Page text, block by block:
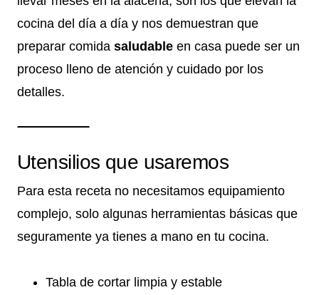
cocina del día a día y nos demuestran que
preparar comida saludable en casa puede ser un
proceso lleno de atención y cuidado por los
detalles.
Utensilios que usaremos
Para esta receta no necesitamos equipamiento
complejo, solo algunas herramientas básicas que
seguramente ya tienes a mano en tu cocina.
Tabla de cortar limpia y estable